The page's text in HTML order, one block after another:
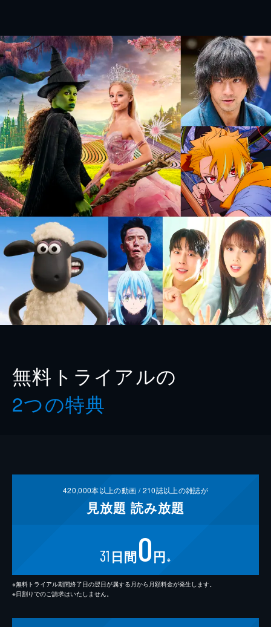
無料トライアルの
2つの特典
420,000本以上の動画 /210誌以上の雑誌が
見放題 読み放題
31 日間0円 ※
※無料トライアル期間終了日の翌日が属する月から月額料金が発生します。
※日割りでのご請求はいたしません。